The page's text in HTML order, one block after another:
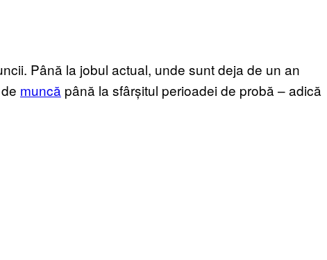
Până la jobul actual, unde sunt deja de un an
muncă până la sfârșitul perioadei de probă – adică